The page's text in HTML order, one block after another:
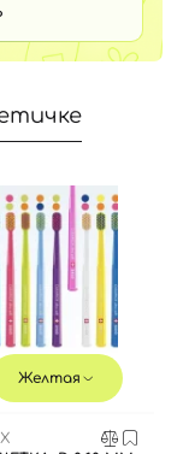
Желтая